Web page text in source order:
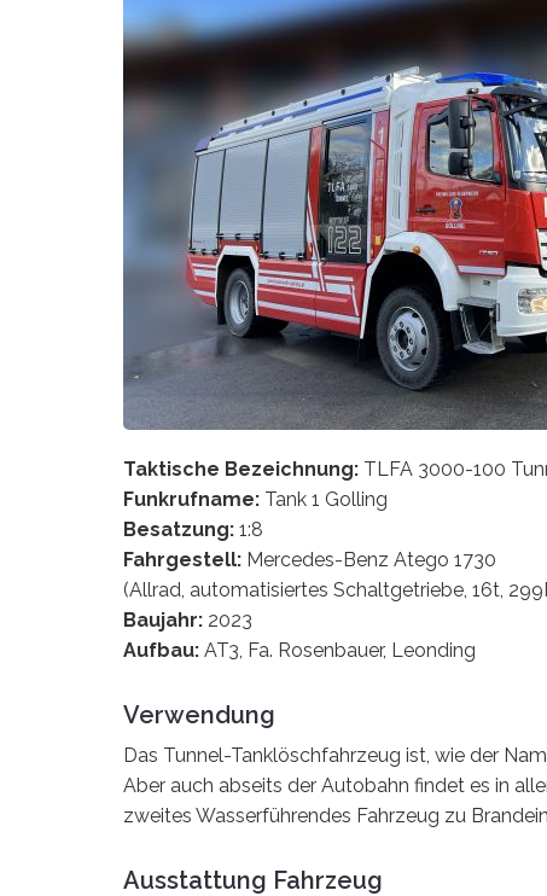
Taktische Bezeichnung: TLFA 3000-100
Funkrufname: Tank 1 Golling
Besatzung: 1:8
Fahrgestell: Mercedes-Benz Atego 1730
(Allrad, automatisiertes Schaltgetriebe, 16t,
Baujahr: 2023
Aufbau: AT3, Fa. Rosenbauer, Leonding
Verwendung
Das Tunnel-Tanklöschfahrzeug ist, wie der
Aber auch abseits der Autobahn findet es in
zweites Wasserführendes Fahrzeug zu
Ausstattung Fahrzeug